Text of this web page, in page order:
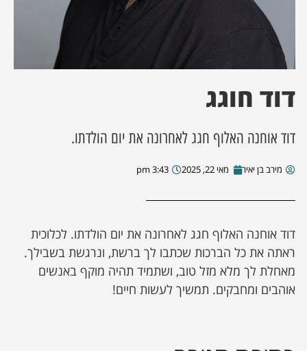
מסע מלחמה
השבוע
מקומית
עסקים
דוד חוגג
דוד אוחנה האלוף חגג לאחרונה את יום הולדתו.
מירב בן יאיר מאי 22, 2025 3:43 pm
דוד אוחנה האלוף חגג לאחרונה את יום הולדתו. לכלוכית
ראתה את כל הברכות שכתבו לך ברשת, ונרגשת בשבילך.
מאחלת לך מלא מזל טוב, ושתמיד תהיה מוקף באנשים
אוהבים ומחבקים. תמשיך לעשות חיים!